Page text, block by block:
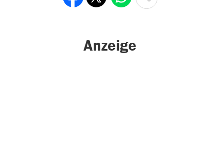
Anzeige